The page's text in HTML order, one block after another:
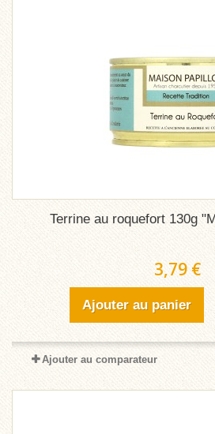
Terrine au roquefort 130g
3,79 €
Ajouter au panier
Ajouter au comparateur